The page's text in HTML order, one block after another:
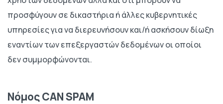
προσφύγουν σε δικαστήρια ή άλλες κυβερνητικές
υπηρεσίες για να διερευνήσουν και/ή ασκήσουν δίωξη
εναντίων των επεξεργαστών δεδομένων οι οποίοι
δεν συμμορφώνονται.
Νόμος CAN SPAM